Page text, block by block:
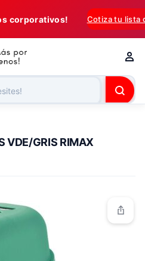
corporativos! Cotiza tu lista
VDE/GRIS RIMAX